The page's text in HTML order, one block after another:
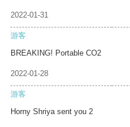
2022-01-31
游客
BREAKING! Portable CO2
2022-01-28
游客
Horny Shriya sent you 2